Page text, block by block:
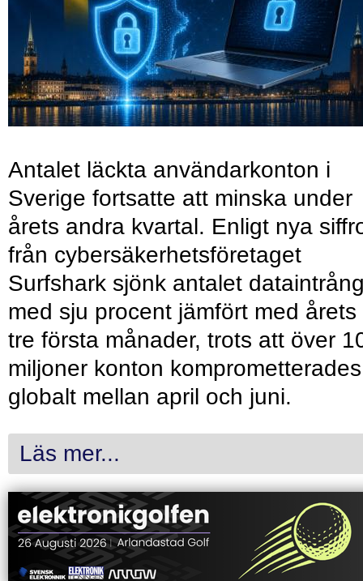
Antalet läckta användarkonton i
Sverige fortsatte att minska under
årets andra kvartal. Enligt nya
från cybersäkerhetsföretaget
Surfshark sjönk antalet
med sju procent jämfört med årets
tre första månader, trots att över
miljoner konton komprometterades
globalt mellan april och juni.
Läs mer...